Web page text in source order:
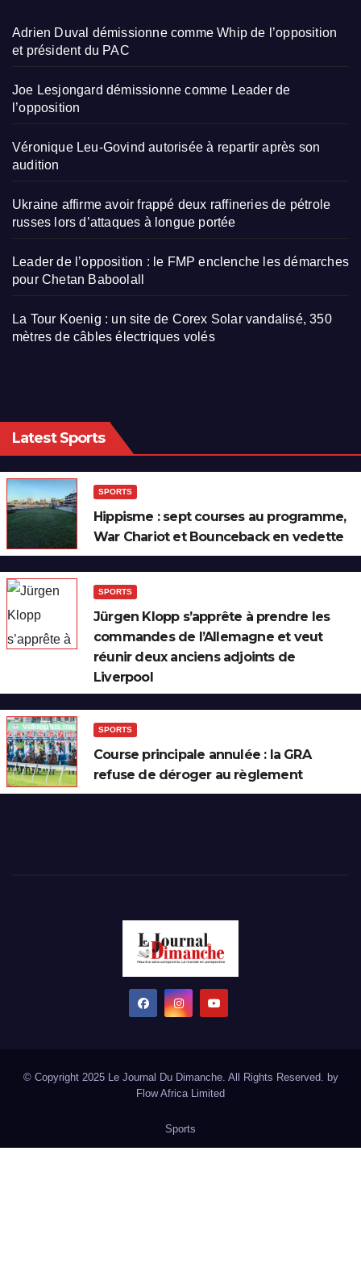
Adrien Duval démissionne comme Whip de l’opposition
et président du PAC
Joe Lesjongard démissionne comme Leader de
l’opposition
Véronique Leu-Govind autorisée à repartir après son
audition
Ukraine affirme avoir frappé deux raffineries de pétrole
russes lors d’attaques à longue portée
Leader de l’opposition : le FMP enclenche les démarches
pour Chetan Baboolall
La Tour Koenig : un site de Corex Solar vandalisé, 350
mètres de câbles électriques volés
Latest Sports
SPORTS
Hippisme : sept courses au programme,
War Chariot et Bounceback en vedette
SPORTS
Jürgen Klopp s’apprête à prendre les
commandes de l’Allemagne et veut
réunir deux anciens adjoints de
Liverpool
SPORTS
Course principale annulée : la GRA
refuse de déroger au règlement
© Copyright 2025 Le Journal Du Dimanche. All Rights Reserved. by
Flow Africa Limited
Sports